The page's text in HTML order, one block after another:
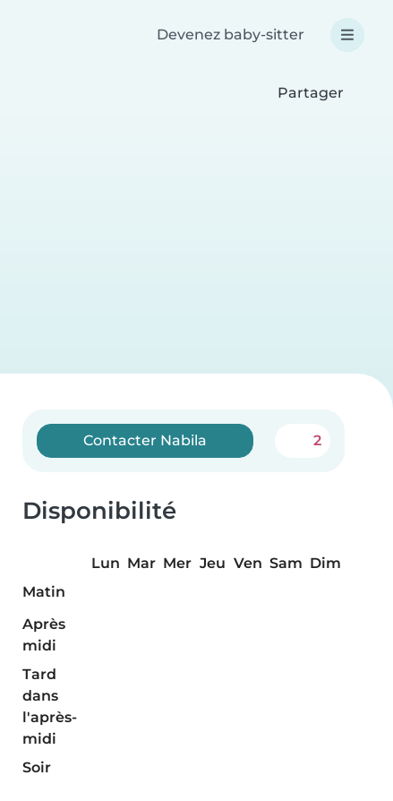
Devenez baby-sitter
Partager
Contacter Nabila 2
Disponibilité
Lun Mar Mer Jeu Ven Sam Dim
Matin
Après
midi
Tard
dans
l'après-
midi
Soir